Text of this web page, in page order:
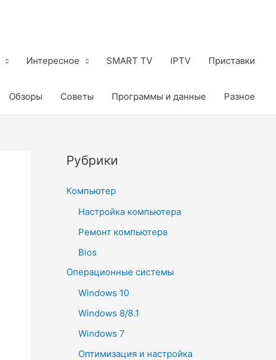
Интересное SMART TV IPTV Приставки
Обзоры Советы Программы и данные Разное
Рубрики
Компьютер
Настройка компьютера
Ремонт компьютера
Bios
Операционные системы
Windows 10
Windows 8/8.1
Windows 7
Оптимизация и настройка